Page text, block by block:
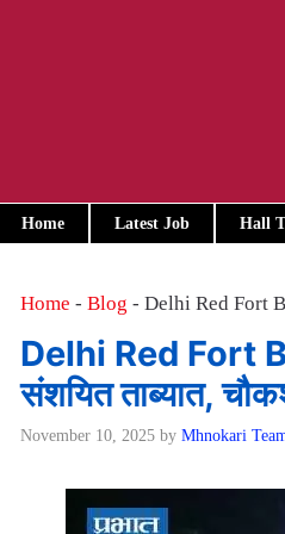
Home Latest Job Hall
Home - Blog - Delhi Red Fort
Delhi Red Fort
संशयित ताब्यात,
November 10, 2025 by Mhnokari